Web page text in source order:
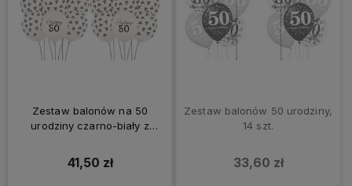
Zestaw balonów na 50
urodziny czarno-biały z
41,50 zł
Zestaw balonów 50 urodziny,
14 szt.
33,60 zł